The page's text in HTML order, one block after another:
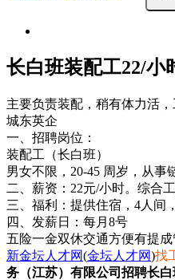
长白班装配工22/小
主要负责装配，稍有体力活
城东英企
一、招聘岗位：
装配工（长白班）
男女不限，20-45 周岁，从事
二、薪资：22元/小时。综合
三、福利：提供住宿，4人间
四、发薪日：每月8号
五险一金双休交通方便有提成
新金坛人才网(金坛人才网)找
务（江苏）有限公司招聘长